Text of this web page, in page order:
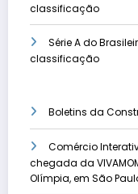
classificação
Série A do
classificação
Boletins da
Comércio
chegada da
Olímpia, em São